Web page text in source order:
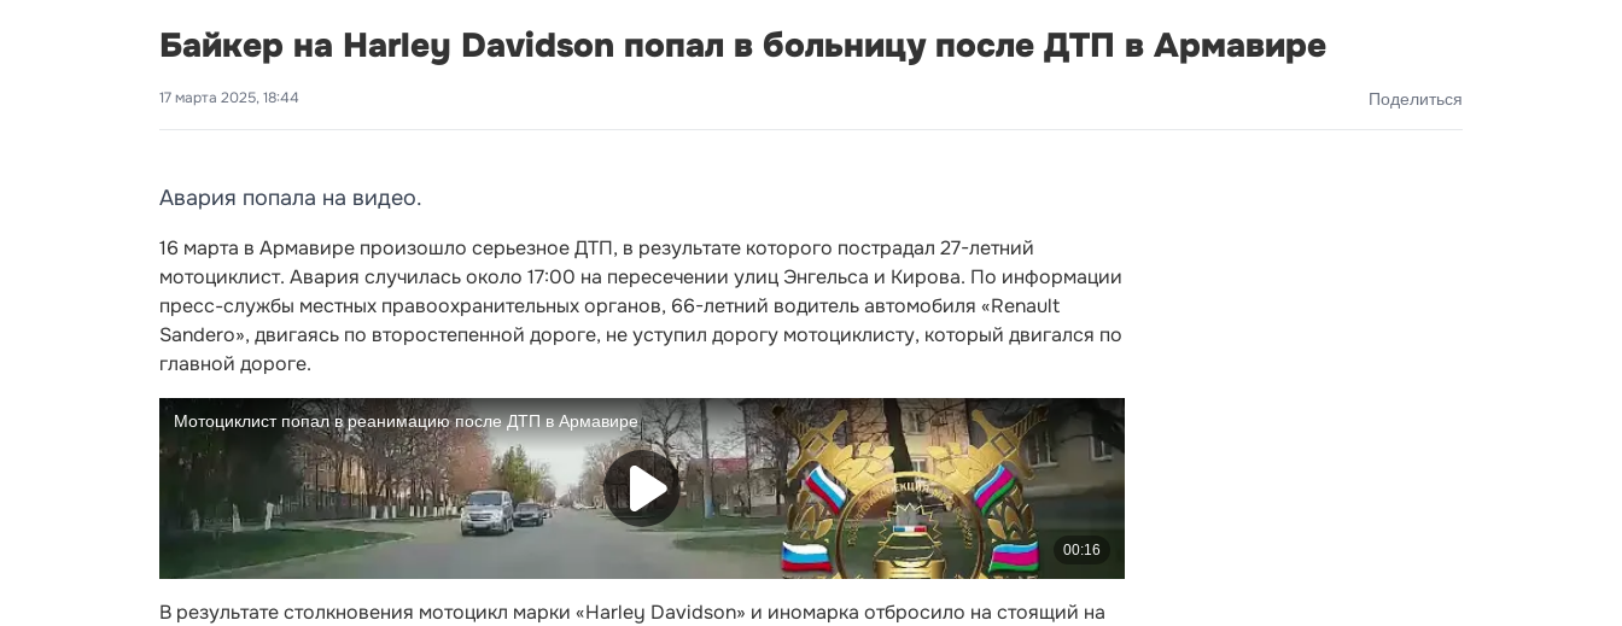
Байкер на Harley Davidson попал в больницу после ДТП в Армавире
17 марта 2025, 18:44 Поделиться
Авария попала на видео.
16 марта в Армавире произошло серьезное ДТП, в результате которого пострадал 27-летний
мотоциклист. Авария случилась около 17:00 на пересечении улиц Энгельса и Кирова. По информации
пресс-службы местных правоохранительных органов, 66-летний водитель автомобиля «Renault
Sandero», двигаясь по второстепенной дороге, не уступил дорогу мотоциклисту, который двигался по
главной дороге.
В результате столкновения мотоцикл марки «Harley Davidson» и иномарка отбросило на стоящий на